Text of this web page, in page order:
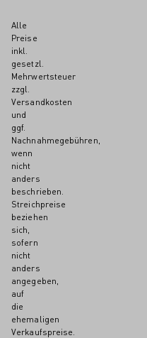
Alle
Preise
inkl.
gesetzl.
Mehrwertsteuer
zzgl.
Versandkosten
und
ggf.
Nachnahmegebühren,
wenn
nicht
anders
beschrieben.
Streichpreise
beziehen
sich,
sofern
nicht
anders
angegeben,
auf
die
ehemaligen
Verkaufspreise.